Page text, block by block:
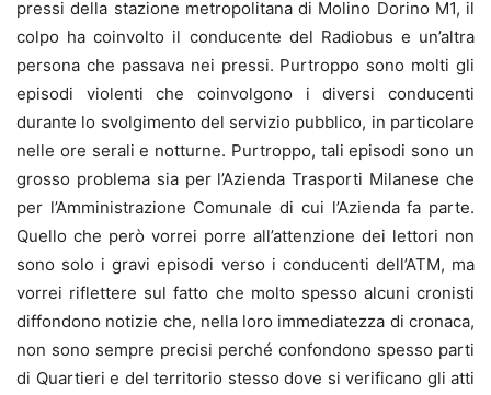
pressi della stazione metropolitana di Molino Dorino M1, il
colpo ha coinvolto il conducente del Radiobus e un’altra
persona che passava nei pressi. Purtroppo sono molti gli
episodi violenti che coinvolgono i diversi conducenti
durante lo svolgimento del servizio pubblico, in particolare
nelle ore serali e notturne. Purtroppo, tali episodi sono un
grosso problema sia per l’Azienda Trasporti Milanese che
per l’Amministrazione Comunale di cui l’Azienda fa parte.
Quello che però vorrei porre all’attenzione dei lettori non
sono solo i gravi episodi verso i conducenti dell’ATM, ma
vorrei riflettere sul fatto che molto spesso alcuni cronisti
diffondono notizie che, nella loro immediatezza di cronaca,
non sono sempre precisi perché confondono spesso parti
di Quartieri e del territorio stesso dove si verificano gli atti